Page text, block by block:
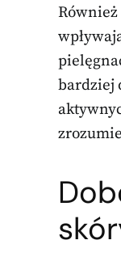
bardziej